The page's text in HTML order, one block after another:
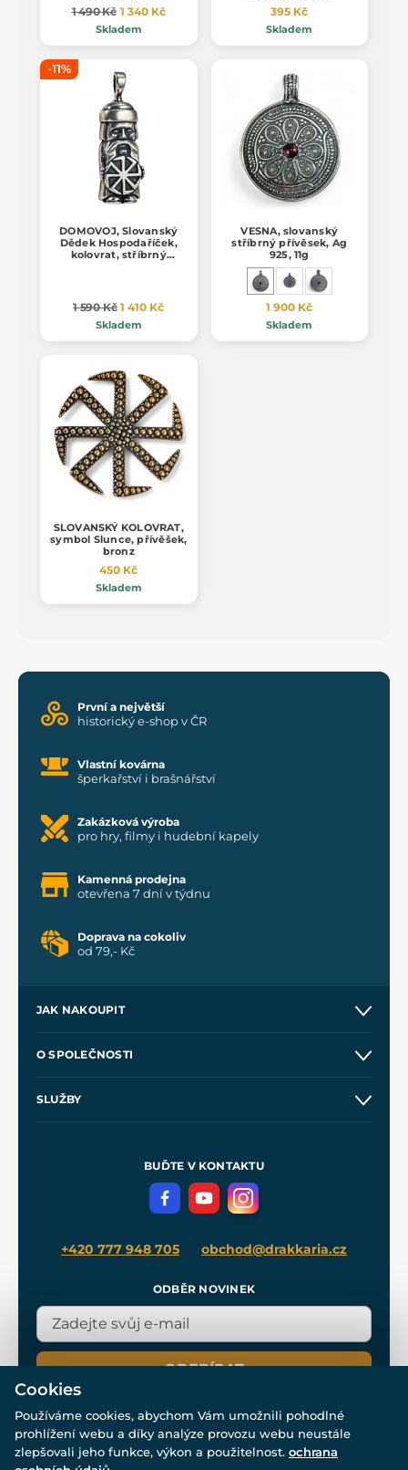
1 490 Kč 1 340 Kč
Skladem
395 Kč
Skladem
-11%
DOMOVOJ, Slovanský
Dědek Hospodaříček,
kolovrat, stříbrný
1 590 Kč 1 410 Kč
Skladem
VESNA, slovanský
stříbrný přívěsek, Ag
925, 11g
1 900 Kč
Skladem
SLOVANSKÝ KOLOVRAT,
symbol Slunce, přívěšek,
bronz
450 Kč
Skladem
První a největší
historický e-shop v ČR
Vlastní kovárna
šperkařství i brašnářství
Zakázková výroba
pro hry, filmy i hudební kapely
Kamenná prodejna
otevřena 7 dní v týdnu
Doprava na cokoliv
od 79,- Kč
JAK NAKOUPIT
Velkoobchod
O SPOLEČNOSTI
SLUŽBY
Meče pro Kingdom Come
BUĎTE V KONTAKTU
+420 777 948 705 obchod@drakkaria.cz
ODBĚR NOVINEK
ODEBÍRAT
Cookies
Používáme cookies, abychom Vám umožnili pohodlné
prohlížení webu a díky analýze provozu webu neustále
zlepšovali jeho funkce, výkon a použitelnost. ochrana